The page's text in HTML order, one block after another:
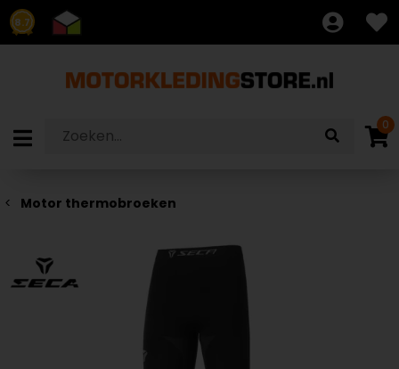
8.7
0
Motor thermobroeken